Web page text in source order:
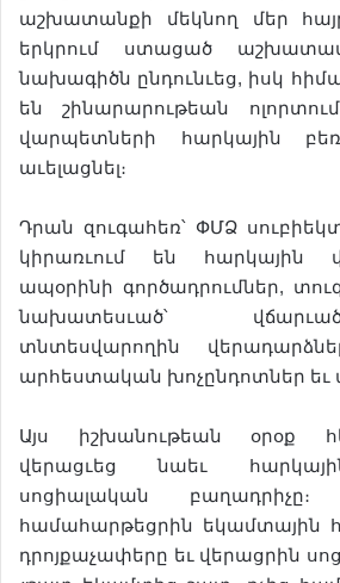
աշխատանքի մեկնող մեր
երկրում ստացած
նախագիծն ընդունւեց, իսկ
են շինարարութեան
վարպետների հարկային
աւելացնել։
Դրան զուգահեռ՝ ՓՄՁ
կիրառւում են հարկային
ապօրինի գործադրումներ,
նախատեսւած՝
տնտեսվարողին
արհեստական խոչընդոտներ եւ
Այս իշխանութեան օրօք
վերացւեց նաեւ
սոցիալական
համահարթեցրին եկամտային
դրոյքաչափերը եւ վերացրին